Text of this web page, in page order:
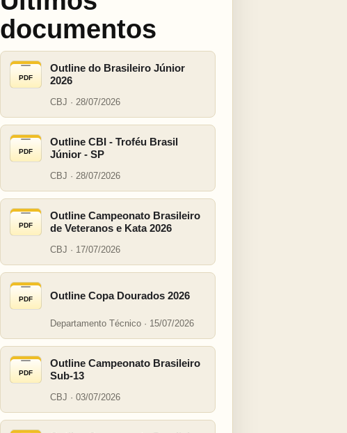
documentos
PDF
Outline do Brasileiro Júnior
2026
CBJ · 28/07/2026
PDF
Outline CBI - Troféu Brasil
Júnior - SP
CBJ · 28/07/2026
PDF
Outline Campeonato Brasileiro
de Veteranos e Kata 2026
CBJ · 17/07/2026
PDF Outline Copa Dourados 2026
Departamento Técnico · 15/07/2026
PDF
Outline Campeonato Brasileiro
Sub-13
CBJ · 03/07/2026